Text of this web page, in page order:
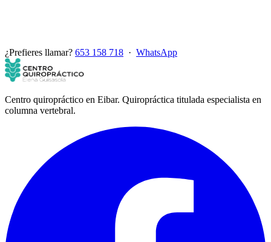
¿Prefieres llamar? 653 158 718 · WhatsApp
Centro quiropráctico en Eibar. Quiropráctica titulada especialista en
columna vertebral.